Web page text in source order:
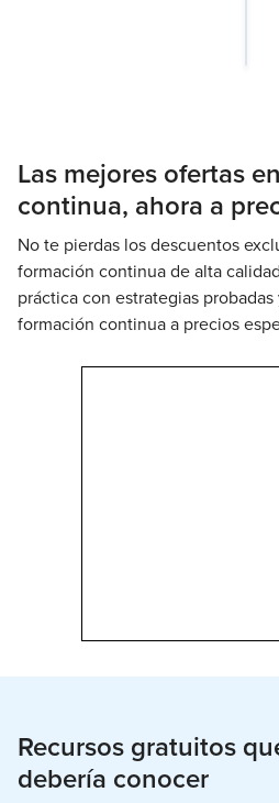
Las mejores ofertas
continua, ahora a
No te pierdas los descuentos
formación continua de alta
práctica con estrategias
formación continua a precios
Recursos gratuitos
debería conocer